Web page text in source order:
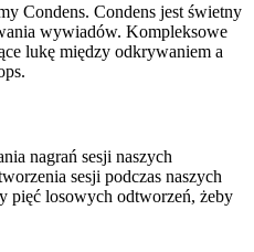
Condens. Condens jest świetny
wywiadów. Kompleksowe
lukę między odkrywaniem a
nagrań sesji naszych
sesji podczas naszych
pięć losowych odtworzeń, żeby